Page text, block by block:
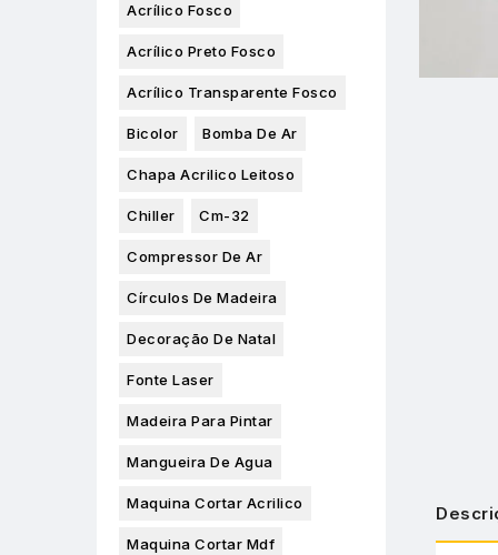
Acrílico Fosco
Acrílico Preto Fosco
Acrílico Transparente Fosco
Bicolor Bomba De Ar
Chapa Acrilico Leitoso
Chiller Cm-32
Compressor De Ar
Círculos De Madeira
Decoração De Natal
Fonte Laser
Madeira Para Pintar
Mangueira De Agua
Maquina Cortar Acrilico
Maquina Cortar Mdf